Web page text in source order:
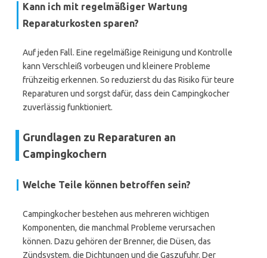
Kann ich mit regelmäßiger Wartung
Reparaturkosten sparen?
Auf jeden Fall. Eine regelmäßige Reinigung und Kontrolle
kann Verschleiß vorbeugen und kleinere Probleme
frühzeitig erkennen. So reduzierst du das Risiko für teure
Reparaturen und sorgst dafür, dass dein Campingkocher
zuverlässig funktioniert.
Grundlagen zu Reparaturen an
Campingkochern
Welche Teile können betroffen sein?
Campingkocher bestehen aus mehreren wichtigen
Komponenten, die manchmal Probleme verursachen
können. Dazu gehören der Brenner, die Düsen, das
Zündsystem, die Dichtungen und die Gaszufuhr. Der